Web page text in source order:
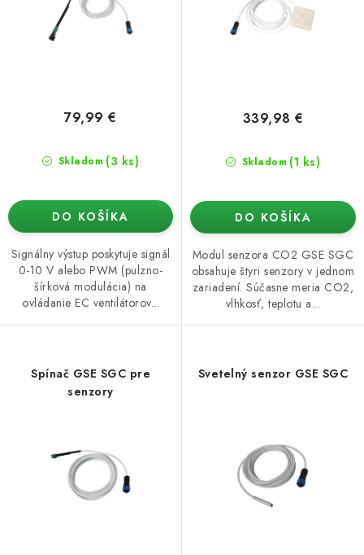
Skladom (3 ks)
79,99 €
DO KOŠÍKA
Signálny výstup poskytuje signál
0-10 V alebo PWM (pulzno-
šírková modulácia) na
ovládanie EC ventilátorov...
Skladom (1 ks)
339,98 €
DO KOŠÍKA
Modul senzora CO2 GSE SGC
obsahuje štyri senzory v jednom
zariadení. Súčasne meria CO2,
vlhkosť, teplotu a...
Spínač GSE SGC pre
senzory
Svetelný senzor GSE SGC